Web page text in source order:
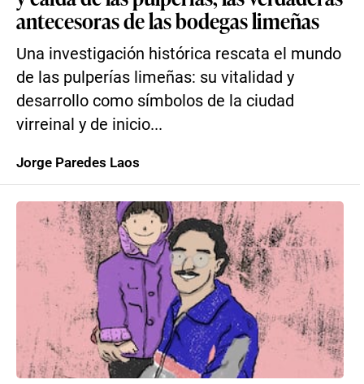
antecesoras de las bodegas limeñas
Una investigación histórica rescata el mundo
de las pulperías limeñas: su vitalidad y
desarrollo como símbolos de la ciudad
virreinal y de inicio...
Jorge Paredes Laos